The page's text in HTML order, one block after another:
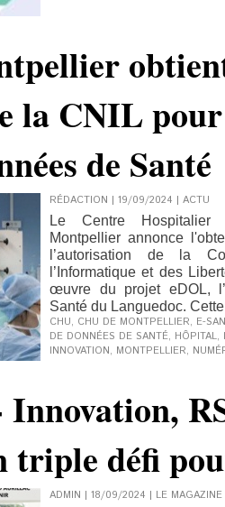
la CNIL
de Santé
RÉDACTION | 19/09/2024 | ACTU
Le Centre Hospitalier
Montpellier annonce
l’autorisation de la
l’Informatique et des
œuvre du projet eDOL,
Santé du Languedoc.
CHU, CHU DE MONTPELLIER, E-
DE DONNÉES DE SANTÉ, HÔPITAL,
INNOVATION, MONTPELLIER,
défi
ADMIN | 18/09/2024 | LE